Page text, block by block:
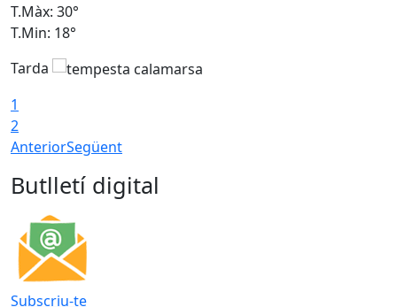
T.Màx: 30°
T.Min: 18°
Tarda
1
2
AnteriorSegüent
Butlletí digital
Subscriu-te